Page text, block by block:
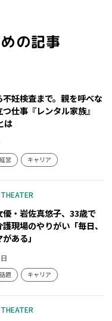
めの記事
妊検査まで。親を呼べな
仕事『レンタル家族』
は
経営 キャリア
・岩佐真悠子、33歳で
現場のやりがい「毎日、
ある」
話題 キャリア